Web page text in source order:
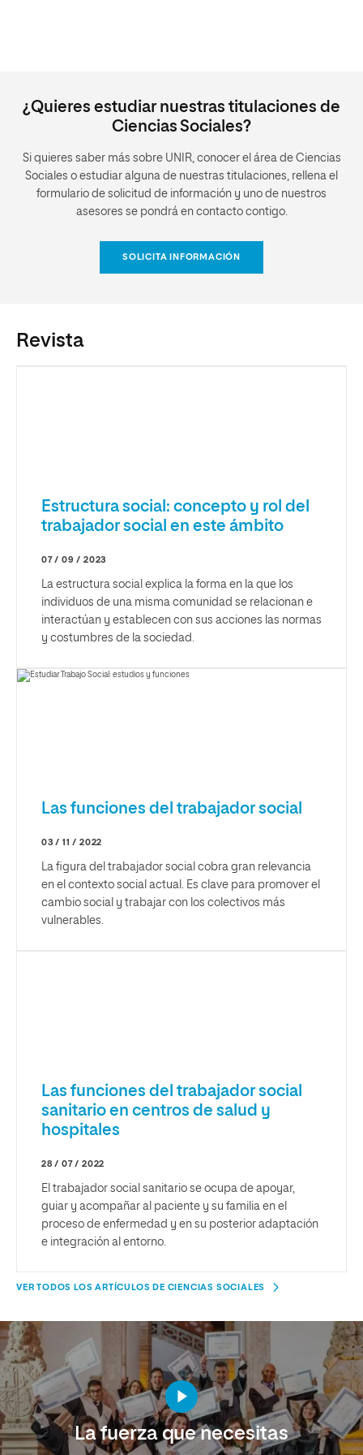
¿Quieres estudiar nuestras titulaciones de
Ciencias Sociales?
Si quieres saber más sobre UNIR, conocer el área de Ciencias
Sociales o estudiar alguna de nuestras titulaciones, rellena el
formulario de solicitud de información y uno de nuestros
asesores se pondrá en contacto contigo.
SOLICITA INFORMACIÓN
Revista
Estructura social: concepto y rol del
trabajador social en este ámbito
07 / 09 / 2023
La estructura social explica la forma en la que los
individuos de una misma comunidad se relacionan e
interactúan y establecen con sus acciones las normas
y costumbres de la sociedad.
Las funciones del trabajador social
03 / 11 / 2022
La figura del trabajador social cobra gran relevancia
en el contexto social actual. Es clave para promover el
cambio social y trabajar con los colectivos más
vulnerables.
Las funciones del trabajador social
sanitario en centros de salud y
hospitales
28 / 07 / 2022
El trabajador social sanitario se ocupa de apoyar,
guiar y acompañar al paciente y su familia en el
proceso de enfermedad y en su posterior adaptación
e integración al entorno.
VER TODOS LOS ARTÍCULOS DE CIENCIAS SOCIALES
La fuerza que necesitas